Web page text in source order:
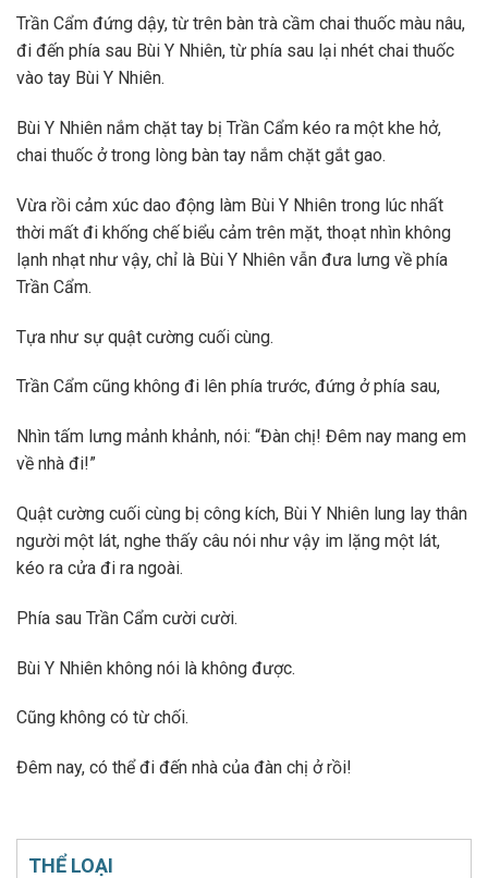
Trần Cẩm đứng dậy, từ trên bàn trà cầm chai thuốc màu nâu,
đi đến phía sau Bùi Y Nhiên, từ phía sau lại nhét chai thuốc
vào tay Bùi Y Nhiên.
Bùi Y Nhiên nắm chặt tay bị Trần Cẩm kéo ra một khe hở,
chai thuốc ở trong lòng bàn tay nắm chặt gắt gao.
Vừa rồi cảm xúc dao động làm Bùi Y Nhiên trong lúc nhất
thời mất đi khống chế biểu cảm trên mặt, thoạt nhìn không
lạnh nhạt như vậy, chỉ là Bùi Y Nhiên vẫn đưa lưng về phía
Trần Cẩm.
Tựa như sự quật cường cuối cùng.
Trần Cẩm cũng không đi lên phía trước, đứng ở phía sau,
Nhìn tấm lưng mảnh khảnh, nói: “Đàn chị! Đêm nay mang em
về nhà đi!”
Quật cường cuối cùng bị công kích, Bùi Y Nhiên lung lay thân
người một lát, nghe thấy câu nói như vậy im lặng một lát,
kéo ra cửa đi ra ngoài.
Phía sau Trần Cẩm cười cười.
Bùi Y Nhiên không nói là không được.
Cũng không có từ chối.
Đêm nay, có thể đi đến nhà của đàn chị ở rồi!
THỂ LOẠI